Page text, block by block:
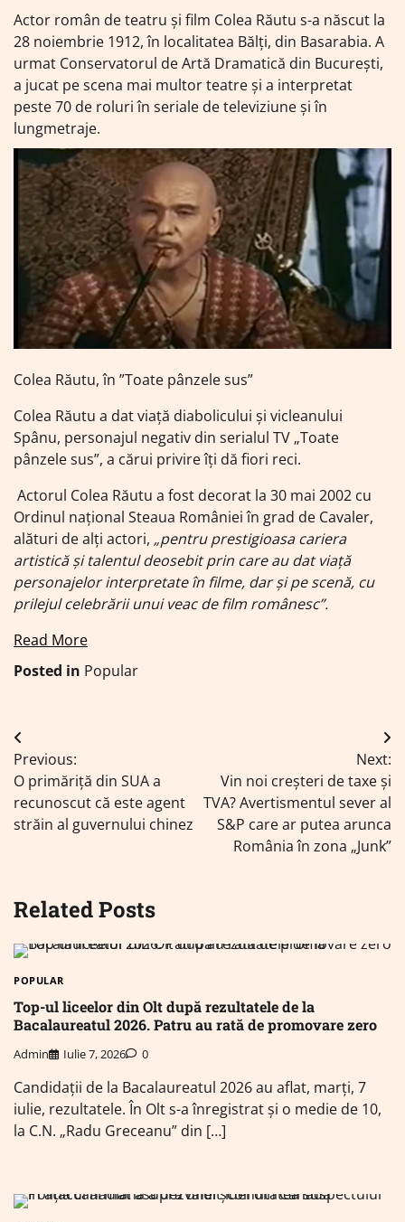
Actor român de teatru și film Colea Răutu s-a născut la
28 noiembrie 1912, în localitatea Bălţi, din Basarabia. A
urmat Conservatorul de Artă Dramatică din Bucureşti,
a jucat pe scena mai multor teatre şi a interpretat
peste 70 de roluri în seriale de televiziune şi în
lungmetraje.
Colea Răutu, în ”Toate pânzele sus”
Colea Răutu a dat viață diabolicului şi vicleanului
Spânu, personajul negativ din serialul TV „Toate
pânzele sus”, a cărui privire îţi dă fiori reci.
Actorul Colea Răutu a fost decorat la 30 mai 2002 cu
Ordinul național Steaua României în grad de Cavaler,
alături de alți actori, „pentru prestigioasa cariera
artistică și talentul deosebit prin care au dat viață
personajelor interpretate în filme, dar și pe scenă, cu
prilejul celebrării unui veac de film românesc”.
Read More
Posted in Popular
Navigare
în
articole
Previous:
O primăriță din SUA a
recunoscut că este agent
străin al guvernului chinez
Next:
Vin noi creșteri de taxe și
TVA? Avertismentul sever al
S&P care ar putea arunca
România în zona „Junk”
Related Posts
POPULAR
Top-ul liceelor din Olt după rezultatele de la
Bacalaureatul 2026. Patru au rată de promovare zero
Admin Iulie 7, 2026 0
Candidații de la Bacalaureatul 2026 au aflat, marți, 7
iulie, rezultatele. În Olt s-a înregistrat și o medie de 10,
la C.N. „Radu Greceanu” din […]